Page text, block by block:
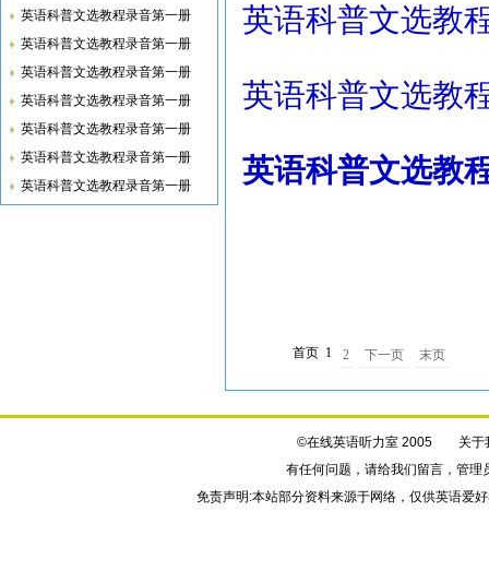
英语科普文选教
英语科普文选教
英语科普文选教
首页 1 2 下一页 末页
英语科普文选教程录音第一册
英语科普文选教程录音第一册
英语科普文选教程录音第一册
英语科普文选教程录音第一册
英语科普文选教程录音第一册
英语科普文选教程录音第一册
英语科普文选教程录音第一册
©在线英语听力室 2005 关于
有任何问题，请给我们留言，管理
免责声明:本站部分资料来源于网络，仅供英语爱